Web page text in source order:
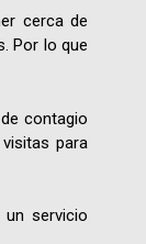
cerca de
Por lo que
contagio
para
servicio